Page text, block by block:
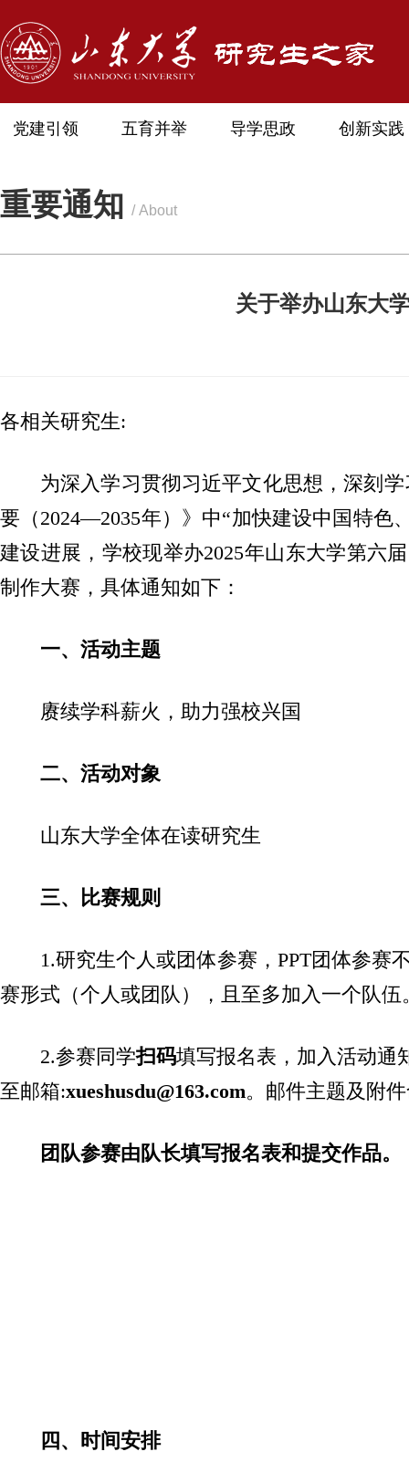
党建引领 五育并举 导学思政 创新实践
重要通知 / About
关于举办山东大
各相关研究生:
为深入学习贯彻习近平文化思想，深刻
要（2024—2035年）》中“加快建设中国特色
建设进展，学校现举办2025年山东大学第六
制作大赛，具体通知如下：
一、活动主题
赓续学科薪火，助力强校兴国
二、活动对象
山东大学全体在读研究生
三、比赛规则
1.研究生个人或团体参赛，PPT团体参赛
赛形式（个人或团队），且至多加入一个队伍
2.参赛同学扫码填写报名表，加入活动通
至邮箱:xueshusdu@163.com。邮件主题及附
团队参赛由队长填写报名表和提交作品。
四、时间安排